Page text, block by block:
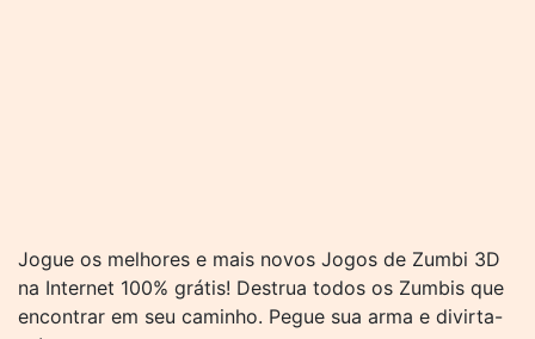
Jogue os melhores e mais novos Jogos de Zumbi 3D
na Internet 100% grátis! Destrua todos os Zumbis que
encontrar em seu caminho. Pegue sua arma e divirta-